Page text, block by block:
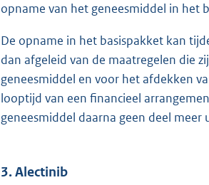
opname van het geneesmiddel in het
De opname in het basispakket kan
dan afgeleid van de maatregelen die
geneesmiddel en voor het afdekken
looptijd van een financieel
geneesmiddel daarna geen deel
3. Alectinib